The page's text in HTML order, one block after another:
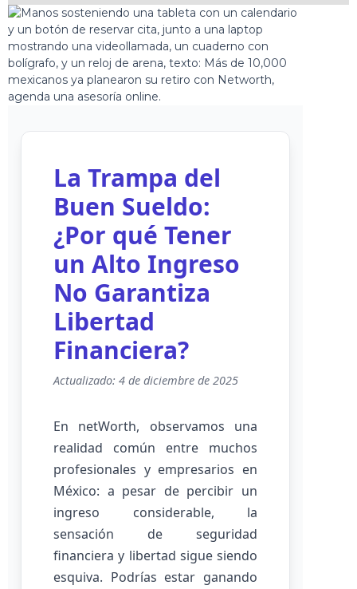
La Trampa del
Buen Sueldo:
¿Por qué Tener
un Alto Ingreso
No Garantiza
Libertad
Financiera?
Actualizado: 4 de diciembre de 2025
En netWorth, observamos una
realidad común entre muchos
profesionales y empresarios en
México: a pesar de percibir un
ingreso considerable, la
sensación de seguridad
financiera y libertad sigue siendo
esquiva. Podrías estar ganando